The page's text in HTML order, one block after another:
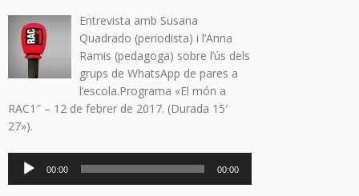
Entrevista amb Susana
Quadrado (periodista) i l’Anna
Ramis (pedagoga) sobre l’ús dels
grups de WhatsApp de pares a
l’escola.Programa «El món a
RAC1″ – 12 de febrer de 2017. (Durada 15′
27»).
Reproductor
d'àudio
00:00 00:00